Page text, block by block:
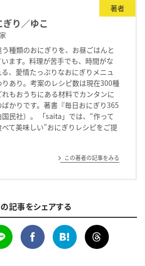
著者
ぎり／ゆこ
種類のおにぎりを、お昼ごはんと
います。料理が苦手でも、時間がな
る、愛情たっぷりなおにぎりメニュ
りあり。考案のレシピ数は現在300種
もおうちにある材料でカンタンに
かりです。著書『毎日おにぎり365
国民社）。 「saita」では、“作って
て美味しい”おにぎりレシピをご提
この著者の記事をみる
記事をシェアする